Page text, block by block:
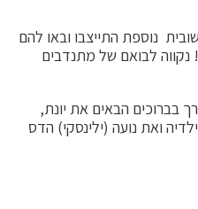
נוספת התייצבו ובאו להם
נקווה לבואם של מתנדבים
בברוכים הבאים את יונת,
ואת נועה (ילינסקי) הדס